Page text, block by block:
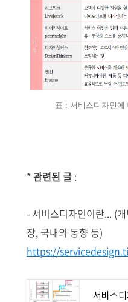
표 : 서비스디자인
* 관련된 글 :
- 서비스디자인이란... (
장, 국내외 동향 등)
https://